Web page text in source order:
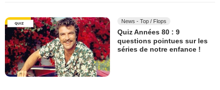
News - Top / Flops
Quiz Années 80 : 9
questions pointues sur les
séries de notre enfance !